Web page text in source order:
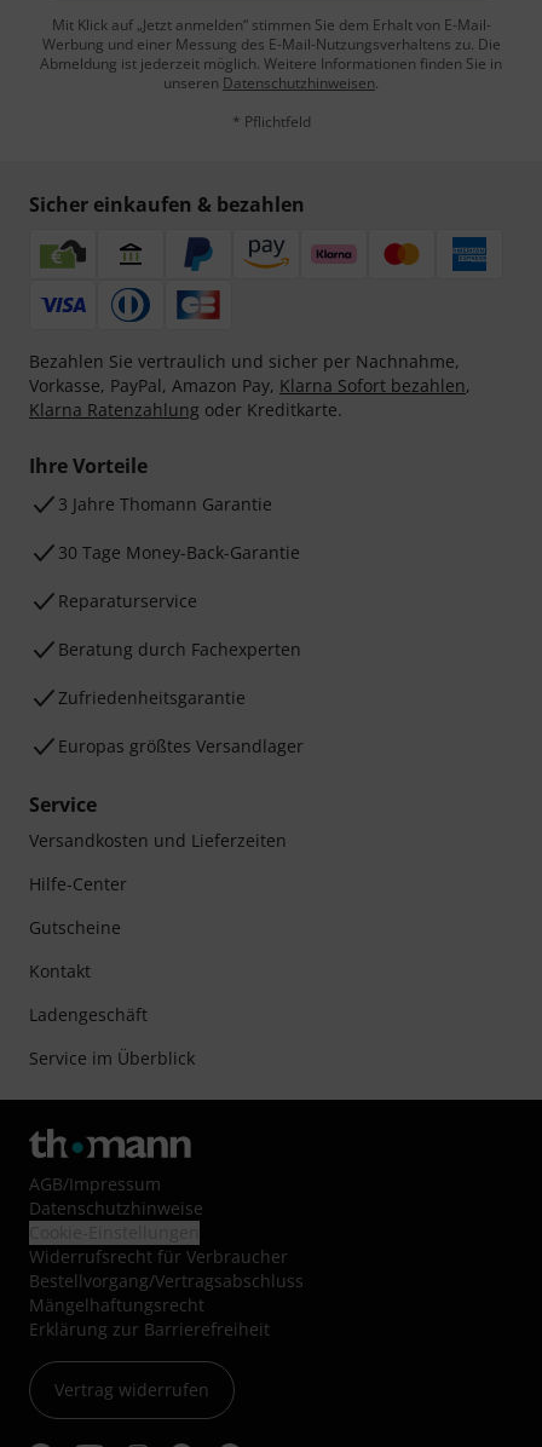
Mit Klick auf „Jetzt anmelden“ stimmen Sie dem Erhalt von E-Mail-
Werbung und einer Messung des E-Mail-Nutzungsverhaltens zu. Die
Abmeldung ist jederzeit möglich. Weitere Informationen finden Sie in
unseren Datenschutzhinweisen.
* Pflichtfeld
Sicher einkaufen & bezahlen
Bezahlen Sie vertraulich und sicher per Nachnahme,
Vorkasse, PayPal, Amazon Pay, Klarna Sofort bezahlen,
Klarna Ratenzahlung oder Kreditkarte.
Ihre Vorteile
3 Jahre Thomann Garantie
30 Tage Money-Back-Garantie
Reparaturservice
Beratung durch Fachexperten
Zufriedenheitsgarantie
Europas größtes Versandlager
Service
Versandkosten und Lieferzeiten
Hilfe-Center
Gutscheine
Kontakt
Ladengeschäft
Service im Überblick
AGB/Impressum
Datenschutzhinweise
Widerrufsrecht für Verbraucher
Bestellvorgang/Vertragsabschluss
Mängelhaftungsrecht
Erklärung zur Barrierefreiheit
Vertrag widerrufen